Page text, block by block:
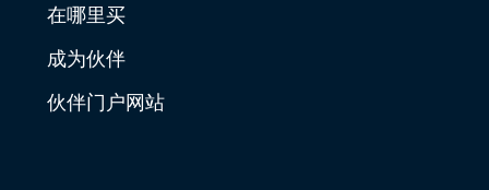
在哪里买
成为伙伴
伙伴门户网站